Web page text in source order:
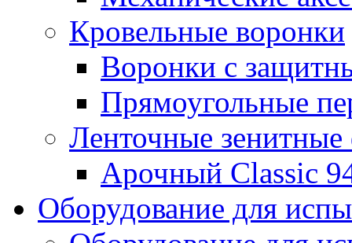
Кровельные воронки
Воронки с
Прямоугольные
Ленточные
Арочный Classic
Оборудование для